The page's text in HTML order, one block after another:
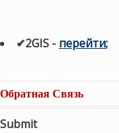
✔2GIS - перейти;
Обратная Связь
Submit